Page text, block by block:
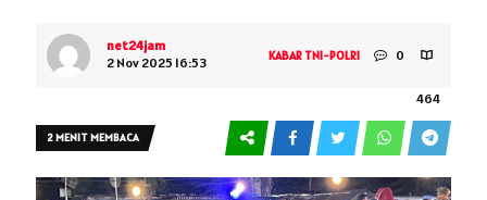
net24jam
2 Nov 2025 16:53
KABAR TNI-POLRI 0
464
2 MENIT MEMBACA